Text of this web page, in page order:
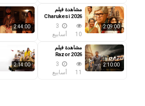
2:09:00
مشاهدة فيلم
Charukesi 2026
مترجم
10
3
أسابيع
2:44:00
2:10:00
مشاهدة فيلم
Razor 2026
مترجم
11
3
أسابيع
2:14:00